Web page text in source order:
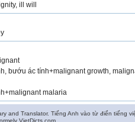
ill will
bướu ác tính+malignant growth,
malaria
and Translator. Tiếng Anh vào từ điển tiếng
VietDicts.com.